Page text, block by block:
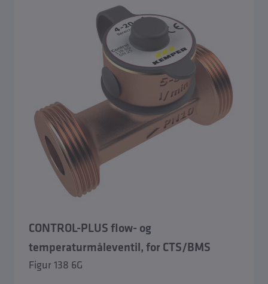
CONTROL-PLUS flow- og
temperaturmåleventil, for CTS/BMS
Figur 138 6G